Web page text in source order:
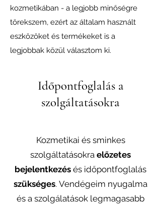
kozmetikában - a legjobb minőségre
törekszem, ezért az általam használt
eszközöket és termékeket is a
legjobbak közül választom ki.
Időpontfoglalás a
szolgáltatásokra
Kozmetikai és sminkes
szolgáltatásokra előzetes
bejelentkezés és időpontfoglalás
szükséges. Vendégeim nyugalma
és a szolgálatások legmagasabb